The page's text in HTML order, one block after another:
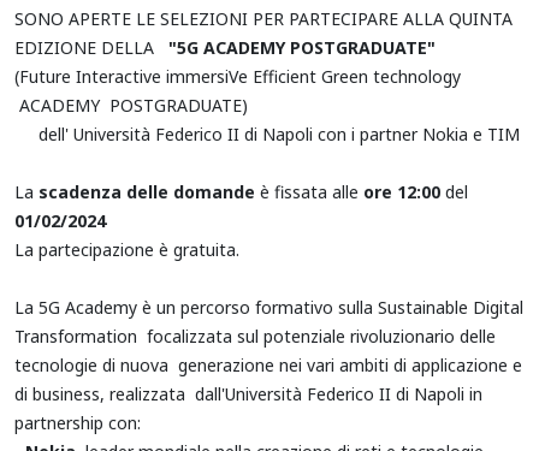
SONO APERTE LE SELEZIONI PER PARTECIPARE ALLA QUINTA
EDIZIONE DELLA "5G ACADEMY POSTGRADUATE"
(Future Interactive immersiVe Efficient Green technology
ACADEMY POSTGRADUATE)
dell' Università Federico II di Napoli con i partner Nokia e TIM
La scadenza delle domande è fissata alle ore 12:00 del
01/02/2024
La partecipazione è gratuita.
La 5G Academy è un percorso formativo sulla Sustainable Digital
Transformation focalizzata sul potenziale rivoluzionario delle
tecnologie di nuova generazione nei vari ambiti di applicazione e
di business, realizzata dall'Università Federico II di Napoli in
partnership con: